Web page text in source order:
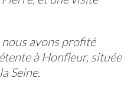
avons profité
à Honfleur, située
Seine.